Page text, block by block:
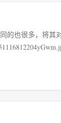
的也很多，将其